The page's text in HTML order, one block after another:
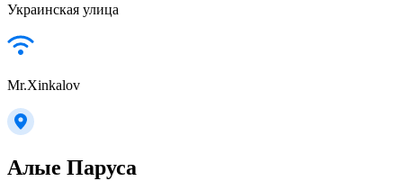
Украинская улица
Mr.Xinkalov
Алые Паруса